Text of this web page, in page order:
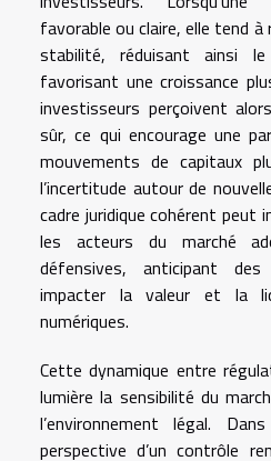
favorable ou claire, elle tend
stabilité, réduisant ainsi
favorisant une croissance
investisseurs perçoivent
sûr, ce qui encourage une
mouvements de capitaux
l’incertitude autour de
cadre juridique cohérent peut
les acteurs du marché
défensives, anticipant des
impacter la valeur et la
numériques.
Cette dynamique entre
lumière la sensibilité du
l’environnement légal.
perspective d’un contrôle